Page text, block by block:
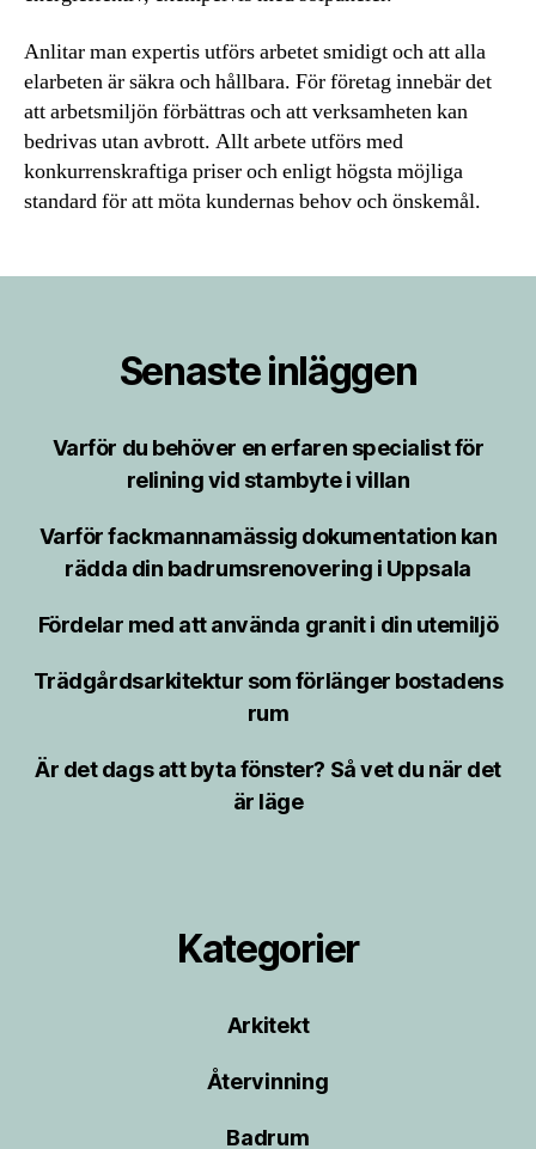
Anlitar man expertis utförs arbetet smidigt och att alla
elarbeten är säkra och hållbara. För företag innebär det
att arbetsmiljön förbättras och att verksamheten kan
bedrivas utan avbrott. Allt arbete utförs med
konkurrenskraftiga priser och enligt högsta möjliga
standard för att möta kundernas behov och önskemål.
Senaste inläggen
Varför du behöver en erfaren specialist för
relining vid stambyte i villan
Varför fackmannamässig dokumentation kan
rädda din badrumsrenovering i Uppsala
Fördelar med att använda granit i din utemiljö
Trädgårdsarkitektur som förlänger bostadens
rum
Är det dags att byta fönster? Så vet du när det
är läge
Kategorier
Arkitekt
Återvinning
Badrum